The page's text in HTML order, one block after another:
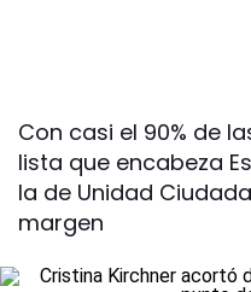
Con casi el 90% de
lista que encabeza
la de Unidad
margen